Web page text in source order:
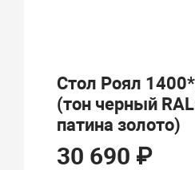
Стол Роял
(тон черный
патина золото)
30 690 ₽